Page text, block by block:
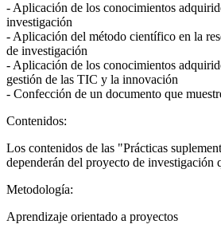
- Aplicación de los conocimientos
investigación
- Aplicación del método científico en la
de investigación
- Aplicación de los conocimientos
gestión de las TIC y la innovación
- Confección de un documento que
Contenidos:
Los contenidos de las "Prácticas
dependerán del proyecto de investigación
Metodología:
Aprendizaje orientado a proyectos